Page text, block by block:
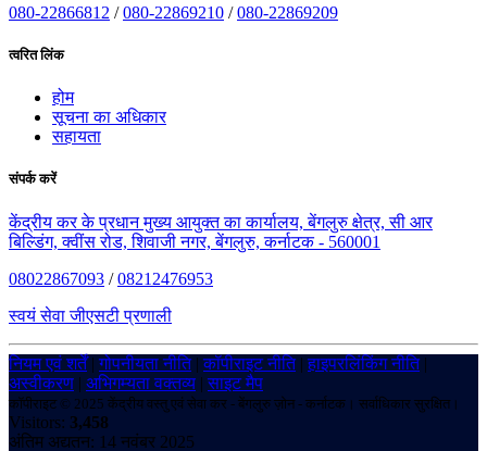
080-22866812 /080-22869210 /080-22869209
त्वरित लिंक
होम
सूचना का अधिकार
सहायता
संपर्क करें
केंद्रीय कर के प्रधान मुख्य आयुक्त का कार्यालय, बेंगलुरु क्षेत्र, सी आर
बिल्डिंग, क्वींस रोड, शिवाजी नगर, बेंगलुरु, कर्नाटक - 560001
08022867093 /08212476953
स्वयं सेवा जीएसटी प्रणाली
नियम एवं शर्तें|गोपनीयता नीति|कॉपीराइट नीति|हाइपरलिंकिंग नीति|
अस्वीकरण | अभिगम्यता वक्तव्य |साइट मैप
कॉपीराइट © 2025 केंद्रीय वस्तु एवं सेवा कर - बेंगलुरु ज़ोन - कर्नाटक। सर्वाधिकार सुरक्षित।
Visitors: 3,458
अंतिम अद्यतन: 14 नवंबर 2025